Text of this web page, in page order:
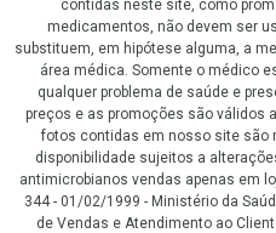
contidas neste site, como
medicamentos, não devem ser
substituem, em hipótese alguma, a
área médica. Somente o médico
qualquer problema de saúde e
preços e as promoções são válidos
fotos contidas em nosso site são
disponibilidade sujeitos a
antimicrobianos vendas apenas em
344 - 01/02/1999 - Ministério da
de Vendas e Atendimento ao